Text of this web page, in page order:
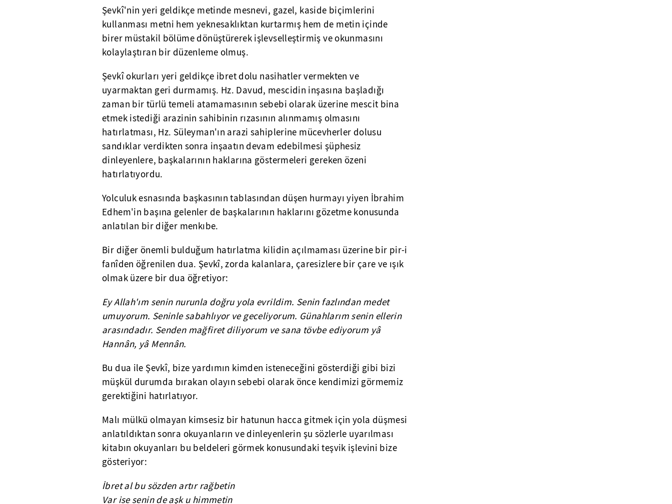
Şevkî'nin yeri geldikçe metinde mesnevi, gazel, kaside biçimlerini
kullanması metni hem yeknesaklıktan kurtarmış hem de metin içinde
birer müstakil bölüme dönüştürerek işlevselleştirmiş ve okunmasını
kolaylaştıran bir düzenleme olmuş.
Şevkî okurları yeri geldikçe ibret dolu nasihatler vermekten ve
uyarmaktan geri durmamış. Hz. Davud, mescidin inşasına başladığı
zaman bir türlü temeli atamamasının sebebi olarak üzerine mescit bina
etmek istediği arazinin sahibinin rızasının alınmamış olmasını
hatırlatması, Hz. Süleyman'ın arazi sahiplerine mücevherler dolusu
sandıklar verdikten sonra inşaatın devam edebilmesi şüphesiz
dinleyenlere, başkalarının haklarına göstermeleri gereken özeni
hatırlatıyordu.
Yolculuk esnasında başkasının tablasından düşen hurmayı yiyen İbrahim
Edhem'in başına gelenler de başkalarının haklarını gözetme konusunda
anlatılan bir diğer menkıbe.
Bir diğer önemli bulduğum hatırlatma kilidin açılmaması üzerine bir pir-i
fanîden öğrenilen dua. Şevkî, zorda kalanlara, çaresizlere bir çare ve ışık
olmak üzere bir dua öğretiyor:
Ey Allah'ım senin nurunla doğru yola evrildim. Senin fazlından medet
umuyorum. Seninle sabahlıyor ve geceliyorum. Günahlarım senin ellerin
arasındadır. Senden mağfiret diliyorum ve sana tövbe ediyorum yâ
Hannân, yâ Mennân.
Bu dua ile Şevkî, bize yardımın kimden isteneceğini gösterdiği gibi bizi
müşkül durumda bırakan olayın sebebi olarak önce kendimizi görmemiz
gerektiğini hatırlatıyor.
Malı mülkü olmayan kimsesiz bir hatunun hacca gitmek için yola düşmesi
anlatıldıktan sonra okuyanların ve dinleyenlerin şu sözlerle uyarılması
kitabın okuyanları bu beldeleri görmek konusundaki teşvik işlevini bize
gösteriyor:
İbret al bu sözden artır rağbetin
Var ise senin de aşk u himmetin